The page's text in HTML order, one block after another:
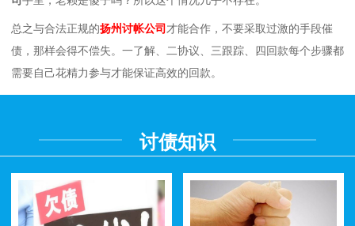
总之与合法正规的扬州讨帐公司才能合作，不要采取过激的手段催
债，那样会得不偿失。一了解、二协议、三跟踪、四回款每个步骤都
需要自己花精力参与才能保证高效的回款。
讨债知识